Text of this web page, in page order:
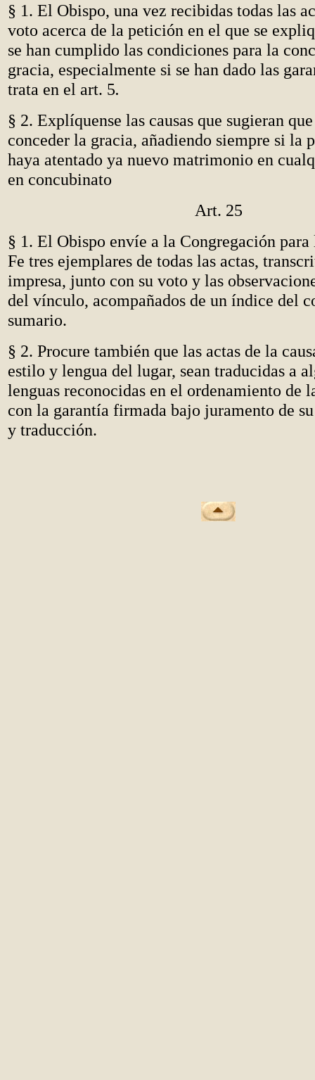
§ 1. El Obispo, una vez recibidas todas las
voto acerca de la petición en el que se
se han cumplido las condiciones para la
gracia, especialmente si se han dado las
trata en el art. 5.
§ 2. Explíquense las causas que sugieran
conceder la gracia, añadiendo siempre si la
haya atentado ya nuevo matrimonio en
en concubinato
Art. 25
§ 1. El Obispo envíe a la Congregación
Fe tres ejemplares de todas las actas,
impresa, junto con su voto y las
del vínculo, acompañados de un índice del
sumario.
§ 2. Procure también que las actas de la
estilo y lengua del lugar, sean traducidas a
lenguas reconocidas en el ordenamiento de
con la garantía firmada bajo juramento de
y traducción.